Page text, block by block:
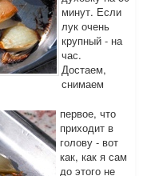
минут. Если
лук очень
крупный - на
час.
Достаем,
снимаем
первое, что
приходит в
голову - вот
как, как я сам
до этого не